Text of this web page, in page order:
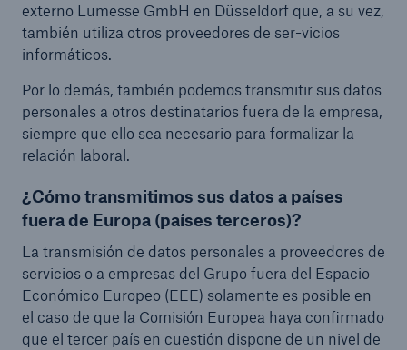
externo Lumesse GmbH en Düsseldorf que, a su vez,
también utiliza otros proveedores de ser-vicios
informáticos.
Por lo demás, también podemos transmitir sus datos
personales a otros destinatarios fuera de la empresa,
siempre que ello sea necesario para formalizar la
relación laboral.
¿Cómo transmitimos sus datos a países
fuera de Europa (países terceros)?
La transmisión de datos personales a proveedores de
servicios o a empresas del Grupo fuera del Espacio
Económico Europeo (EEE) solamente es posible en
el caso de que la Comisión Europea haya confirmado
que el tercer país en cuestión dispone de un nivel de